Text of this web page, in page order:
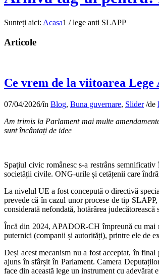
Sunteți aici: Acasa1 / lege anti SLAPP
Articole
Ce vrem de la viitoarea
07/04/2026/în Blog, Buna guvernare, Slider /de
Am trimis la Parlament mai multe
sunt încântați de idee
Spațiul civic românesc s-a restrâns
societății civile. ONG-urile și cetățenii care
La nivelul UE a fost concepută o directivă
prevede că în cazul unor procese de tip
considerată nefondată, hotărârea
Încă din 2024, APADOR-CH împreună cu mai
puternici (companii și autorități), printre ele de
Deși acest mecanism nu a fost acceptat, în
ajuns în sfârșit în Parlament. Camera
face din această lege un instrument cu adevărat